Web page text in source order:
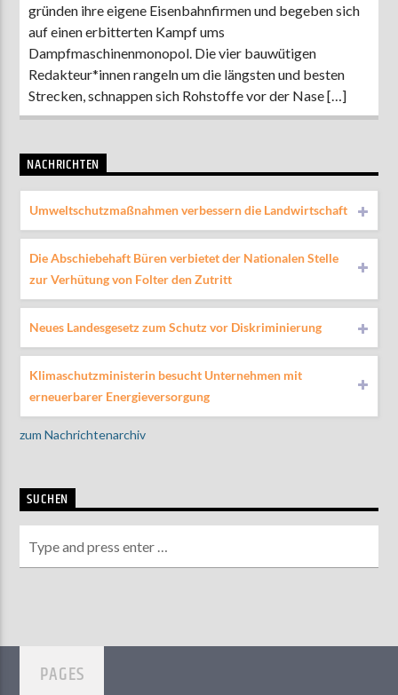
gründen ihre eigene Eisenbahnfirmen und begeben sich
auf einen erbitterten Kampf ums
Dampfmaschinenmonopol. Die vier bauwütigen
Redakteur*innen rangeln um die längsten und besten
Strecken, schnappen sich Rohstoffe vor der Nase […]
NACHRICHTEN
Umweltschutzmaßnahmen verbessern die Landwirtschaft
Die Abschiebehaft Büren verbietet der Nationalen Stelle
zur Verhütung von Folter den Zutritt
Neues Landesgesetz zum Schutz vor Diskriminierung
Klimaschutzministerin besucht Unternehmen mit
erneuerbarer Energieversorgung
zum Nachrichtenarchiv
SUCHEN
PAGES